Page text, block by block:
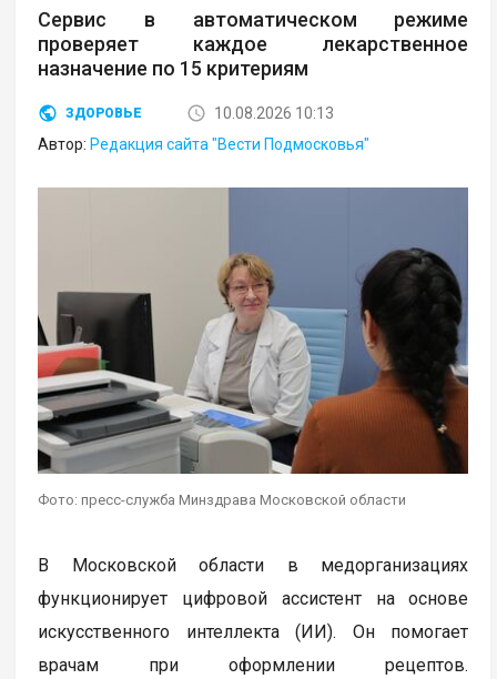
Сервис в автоматическом режиме
проверяет каждое лекарственное
назначение по 15 критериям
ЗДОРОВЬЕ
10.08.2026 10:13
Автор: Редакция сайта "Вести Подмосковья"
Фото: пресс-служба Минздрава Московской области
В Московской области в медорганизациях
функционирует цифровой ассистент на основе
искусственного интеллекта (ИИ). Он помогает
врачам при оформлении рецептов.